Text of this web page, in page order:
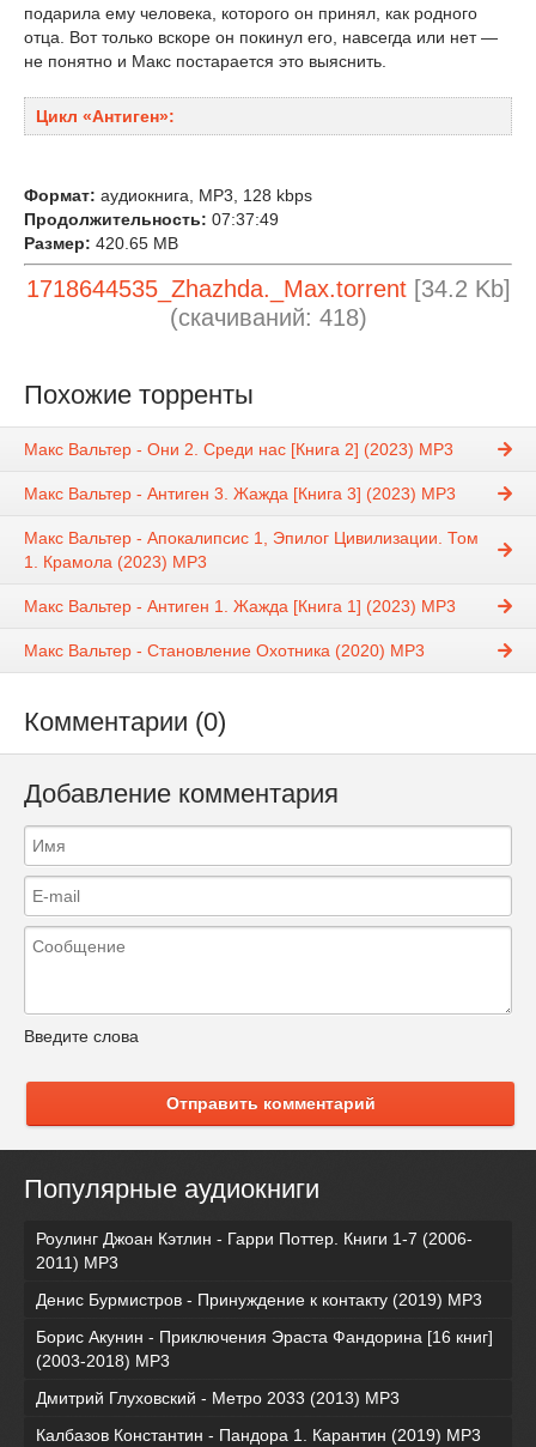
подарила ему человека, которого он принял, как родного
отца. Вот только вскоре он покинул его, навсегда или нет —
не понятно и Макс постарается это выяснить.
Цикл «Антиген»:
Формат: аудиокнига, MP3, 128 kbps
Продолжительность: 07:37:49
Размер: 420.65 MB
1718644535_Zhazhda._Max.torrent[34.2 Kb]
(cкачиваний: 418)
Похожие торренты
Макс Вальтер - Они 2. Среди нас [Книга 2] (2023) MP3
Макс Вальтер - Антиген 3. Жажда [Книга 3] (2023) MP3
Макс Вальтер - Апокалипсис 1, Эпилог Цивилизации. Том
1. Крамола (2023) МР3
Макс Вальтер - Антиген 1. Жажда [Книга 1] (2023) MP3
Макс Вальтер - Становление Охотника (2020) MP3
Комментарии (0)
Добавление комментария
Введите слова
Отправить комментарий
Популярные аудиокниги
Роулинг Джоан Кэтлин - Гарри Поттер. Книги 1-7 (2006-
2011) MP3
Денис Бурмистров - Принуждение к контакту (2019) MP3
Борис Акунин - Приключения Эраста Фандорина [16 книг]
(2003-2018) МР3
Дмитрий Глуховский - Метро 2033 (2013) MP3
Калбазов Константин - Пандора 1. Карантин (2019) MP3